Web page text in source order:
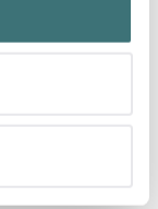
meter
skanna den för
när som
kunder